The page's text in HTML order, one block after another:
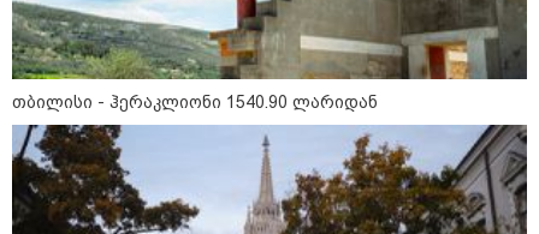
ყველაზე კარგი/ცუდი ქვეყნები
ემიგრანტებისთვის 2026 წელს
თბილისი - ჰერაკლიონი 1540.90 ლარიდან